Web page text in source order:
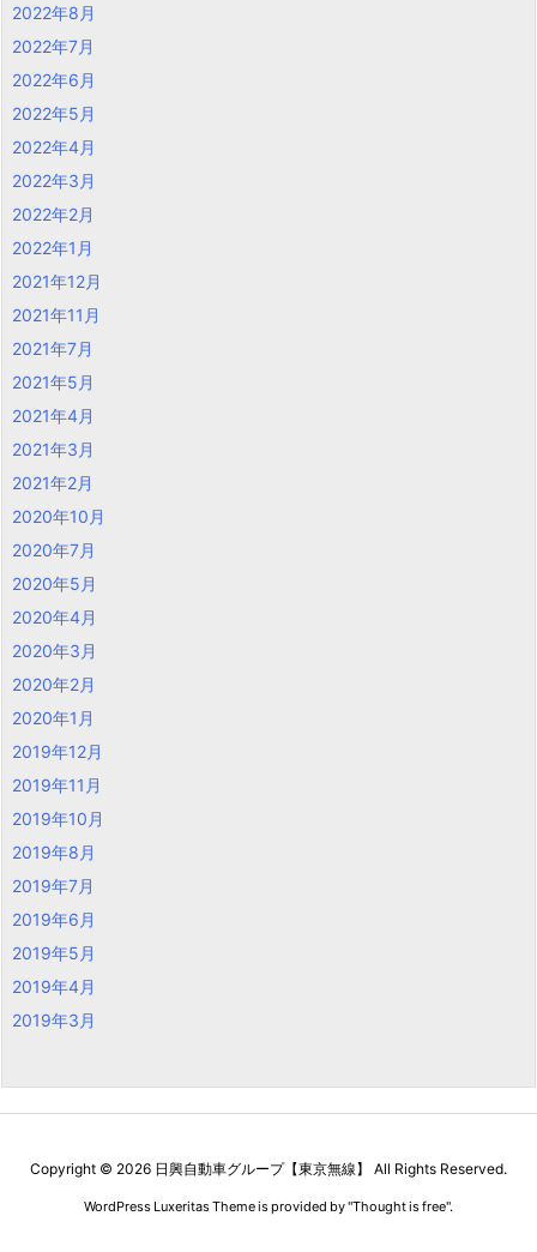
2022年8月
2022年7月
2022年6月
2022年5月
2022年4月
2022年3月
2022年2月
2022年1月
2021年12月
2021年11月
2021年7月
2021年5月
2021年4月
2021年3月
2021年2月
2020年10月
2020年7月
2020年5月
2020年4月
2020年3月
2020年2月
2020年1月
2019年12月
2019年11月
2019年10月
2019年8月
2019年7月
2019年6月
2019年5月
2019年4月
2019年3月
Copyright © 2026 日興自動車グループ【東京無線】 All Rights Reserved.
WordPress Luxeritas Theme is provided by "Thought is free".